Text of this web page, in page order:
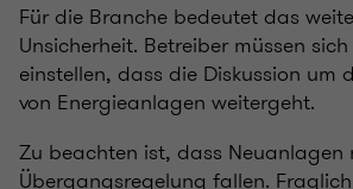
Für die Branche bedeutet das
Unsicherheit. Betreiber müssen
einstellen, dass die Diskussion um
von Energieanlagen weitergeht.
Zu beachten ist, dass Neuanlagen
Übergangsregelung fallen.